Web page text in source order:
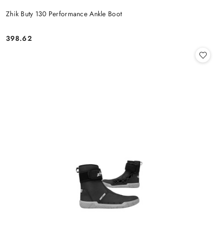
Zhik Buty 130 Performance Ankle Boot
Cena:
398.62